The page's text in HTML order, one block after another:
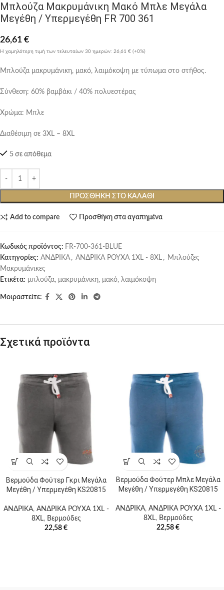
Μπλούζα Μακρυμάνικη Μακό Μπλε Μεγάλα
Μεγέθη / Υπερμεγέθη FR 700 361
26,61 €
Η χαμηλότερη τιμή των τελευταίων 30 ημερών: 26,61 € (+0%)
Μπλούζα μακρυμάνικη, μακό, λαιμόκοψη με τύπωμα στο στήθος.
Σύνθεση: 60% βαμβάκι / 40% πολυεστέρας
Χρώμα: Μπλε
Διαθέσιμη σε 3XL – 8XL
5 σε απόθεμα
ΠΡΟΣΘΉΚΗ ΣΤΟ ΚΑΛΆΘΙ
Add to compare Προσθήκη στα αγαπημένα
Κωδικός προϊόντος: FR-700-361-BLUE
Κατηγορίες: ΑΝΔΡΙΚΑ , ΑΝΔΡΙΚΑ ΡΟΥΧΑ 1XL - 8XL , Μπλούζες
Μακρυμάνικες
Ετικέτα: μπλούζα, μακρυμάνικη, μακό, λαιμόκοψη
Μοιραστείτε:
Σχετικά προϊόντα
Βερμούδα Φούτερ Γκρι Μεγάλα
Μεγέθη / Υπερμεγέθη KS20815
ΑΝΔΡΙΚΑ, ΑΝΔΡΙΚΑ ΡΟΥΧΑ 1XL -
8XL, Βερμούδες
22,58 €
Βερμούδα Φούτερ Μπλε Μεγάλα
Μεγέθη / Υπερμεγέθη KS20815
ΑΝΔΡΙΚΑ, ΑΝΔΡΙΚΑ ΡΟΥΧΑ 1XL -
8XL, Βερμούδες
22,58 €